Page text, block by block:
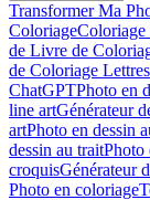
Transformer Ma
ColoriageColoriage
de Livre de
de Coloriage
ChatGPTPhoto en
line artGénérateur
artPhoto en dessin
dessin au traitPhoto
croquisGénérateur
Photo en coloriage